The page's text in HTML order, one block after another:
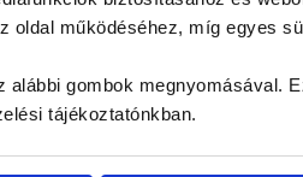
oldal működéséhez, míg egyes
alábbi gombok megnyomásával.
tájékoztatónkban.
ahol van néhány
és a többieknek is. A